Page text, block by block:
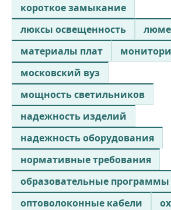
короткое замыкание
люксы освещенность
материалы плат
московский вуз
мощность светильников
надежность изделий
надежность оборудования
нормативные требования
образовательные программы
оптоволоконные кабели